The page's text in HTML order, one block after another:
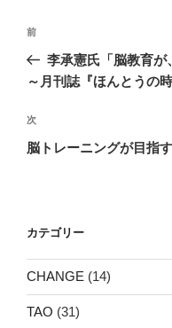
投
ナ
ゲ
ー
前
の
前
李承憲氏「脳教育が
～月刊誌『ほんとうの
次
の
次
脳トレーニングが目指
カテゴリー
CHANGE (14)
TAO (31)